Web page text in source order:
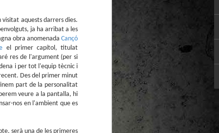
aquests darrers dies.
ja ha arribat a les
obra anomenadaCançó
el primer capítol, titulat
res de l'argument (per si
i per tot l'equip tècnic i
Des del primer minut
part de la personalitat
veure a la pantalla, hi
nos en l'ambient que es
serà una de les primeres
Còmic 2018) i
torna amb